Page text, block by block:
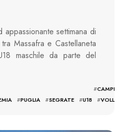
settimana di
Massafra e Castellaneta
maschile da parte del
#
#PUGLIA #SEGRATE #U18 #VOLLEY